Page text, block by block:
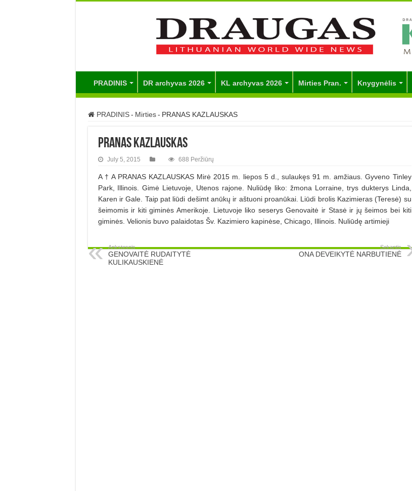
PRADINIS DR archyvas 2026 KL archyvas 2026 Mirties Pran. Knygynėlis
PRADINIS - Mirties - PRANAS KAZLAUSKAS
PRANAS KAZLAUSKAS
July 5, 2015 688 Peržiūrų
A † A PRANAS KAZLAUSKAS Mirė 2015 m. liepos 5 d., sulaukęs 91 m. amžiaus. Gyveno Tinley
Park, Illinois. Gimė Lietuvoje, Utenos rajone. Nuliūdę liko: žmona Lorraine, trys dukterys Linda,
Karen ir Gale. Taip pat liūdi dešimt anūkų ir aštuoni proanūkai. Liūdi brolis Kazimieras (Teresė) su
šeimomis ir kiti giminės Amerikoje. Lietuvoje liko seserys Genovaitė ir Stasė ir jų šeimos bei kiti
giminės. Velionis buvo palaidotas Šv. Kazimiero kapinėse, Chicago, Illinois. Nuliūdę artimieji
Ankstesnis
GENOVAITĖ RUDAITYTĖ
KULIKAUSKIENĖ
Sekantis
ONA DEVEIKYTĖ NARBUTIENĖ